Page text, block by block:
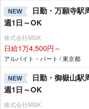
NEW
日勤・万願寺駅
週1日～OK
株式会社MSK
日給1万4,500円～
アルバイト・パート / 東京都
NEW
日勤・御嶽山駅
週1日～OK
株式会社MSK